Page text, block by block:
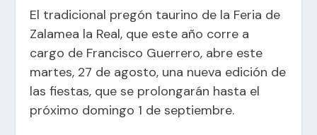
El tradicional pregón taurino de la Feria de
Zalamea la Real, que este año corre a
cargo de Francisco Guerrero, abre este
martes, 27 de agosto, una nueva edición de
las fiestas, que se prolongarán hasta el
próximo domingo 1 de septiembre.